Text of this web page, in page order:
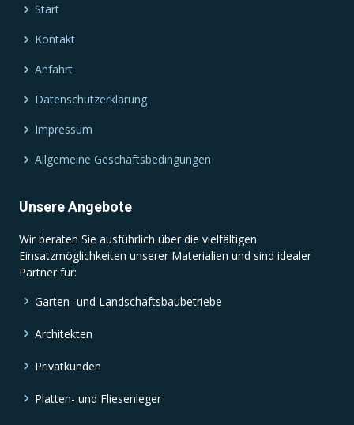
Start
Kontakt
Anfahrt
Datenschutzerklärung
Impressum
Allgemeine Geschäftsbedingungen
Unsere Angebote
Wir beraten Sie ausführlich über die vielfältigen
Einsatzmöglichkeiten unserer Materialien und sind idealer
Partner für:
Garten- und Landschaftsbaubetriebe
Architekten
Privatkunden
Platten- und Fliesenleger